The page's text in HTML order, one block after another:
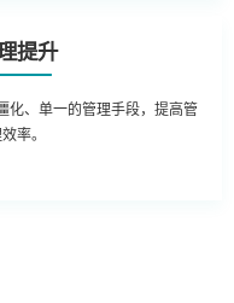
提升
化、单一的管理手段，提高管
率。